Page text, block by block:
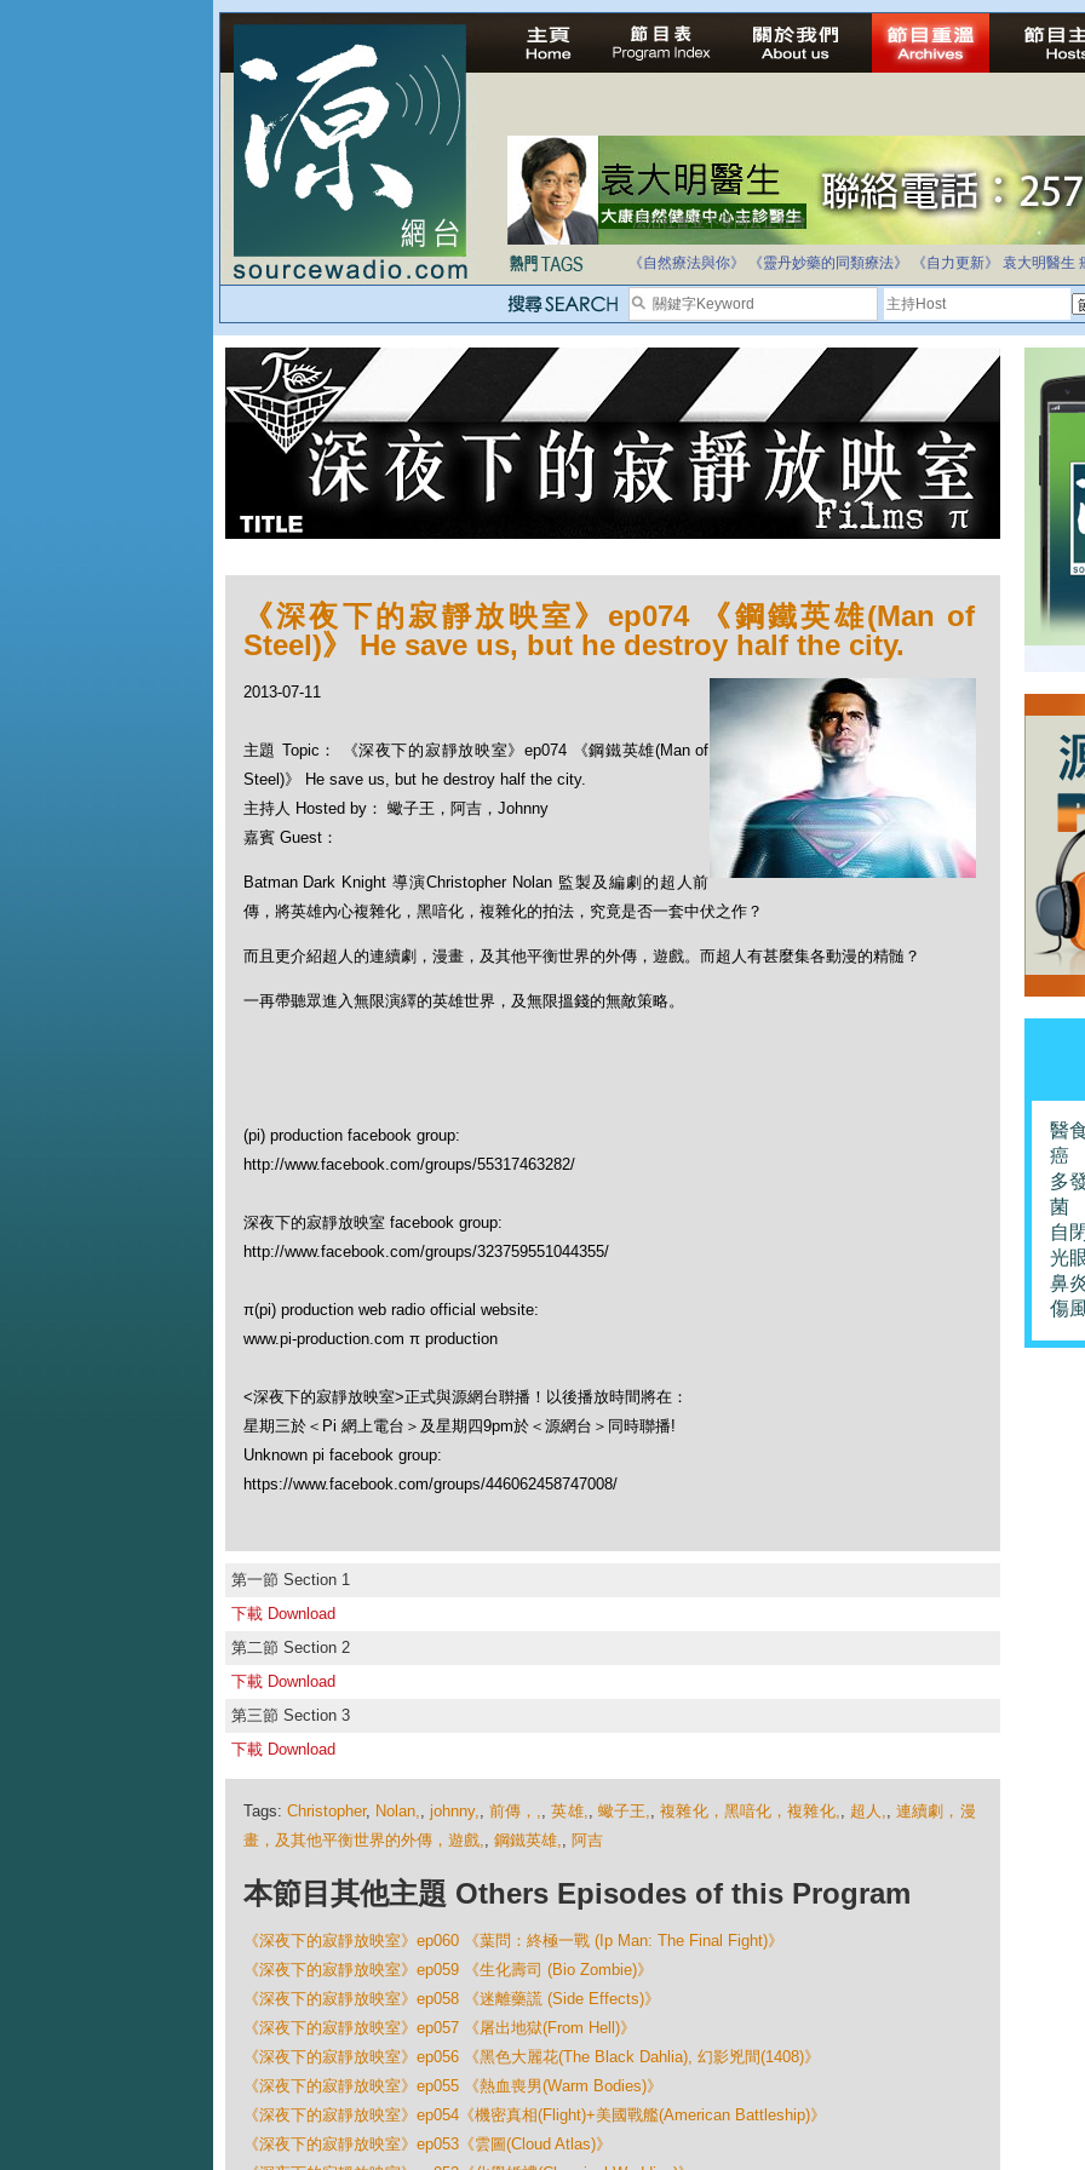
法治社會並不等同公正社會
自家教育合法化-推動多元化教育，全民學卷制
《自然療法與你》
《靈丹妙藥的同類療法》 《自力更新》 袁大明醫生
《深夜下的寂靜放映室》ep074 《鋼鐵英雄(Man of
Steel)》 He save us, but he destroy half the city.
2013-07-11
主題 Topic： 《深夜下的寂靜放映室》ep074 《鋼鐵英雄(Man of
Steel)》 He save us, but he destroy half the city.
主持人 Hosted by： 蠍子王，阿吉，Johnny
嘉賓 Guest：
Batman Dark Knight 導演Christopher Nolan 監製及編劇的超人前
傳，將英雄內心複雜化，黑喑化，複雜化的拍法，究竟是否一套中伏之作？
而且更介紹超人的連續劇，漫畫，及其他平衡世界的外傳，遊戲。而超人有甚麼集各動漫的精髄？
一再帶聽眾進入無限演繹的英雄世界，及無限搵錢的無敵策略。
(pi) production facebook group:
http://www.facebook.com/groups/55317463282/
深夜下的寂靜放映室 facebook group:
http://www.facebook.com/groups/323759551044355/
π(pi) production web radio official website:
www.pi-production.com π production
<深夜下的寂靜放映室>正式與源網台聨播！以後播放時間將在：
星期三於＜Pi 網上電台＞及星期四9pm於＜源網台＞同時聯播!
Unknown pi facebook group:
https://www.facebook.com/groups/446062458747008/
第一節 Section 1
下載 Download
第二節 Section 2
下載 Download
第三節 Section 3
下載 Download
Tags: Christopher, Nolan,, johnny,, 前傳，,,英雄,, 蠍子王,,複雜化，黑喑化，複雜化,, 超人,,連續劇，漫
畫，及其他平衡世界的外傳，遊戲,, 鋼鐵英雄,, 阿吉
本節目其他主題 Others Episodes of this Program
《深夜下的寂靜放映室》ep060 《葉問：終極一戰 (Ip Man: The Final Fight)》
《深夜下的寂靜放映室》ep059 《生化壽司 (Bio Zombie)》
《深夜下的寂靜放映室》ep058 《迷離藥謊 (Side Effects)》
《深夜下的寂靜放映室》ep057 《屠出地獄(From Hell)》
《深夜下的寂靜放映室》ep056 《黑色大麗花(The Black Dahlia), 幻影兇間(1408)》
《深夜下的寂靜放映室》ep055 《熱血喪男(Warm Bodies)》
《深夜下的寂靜放映室》ep054《機密真相(Flight)+美國戰艦(American Battleship)》
《深夜下的寂靜放映室》ep053《雲圖(Cloud Atlas)》
醫
癌
多
菌
自
光
鼻
傷